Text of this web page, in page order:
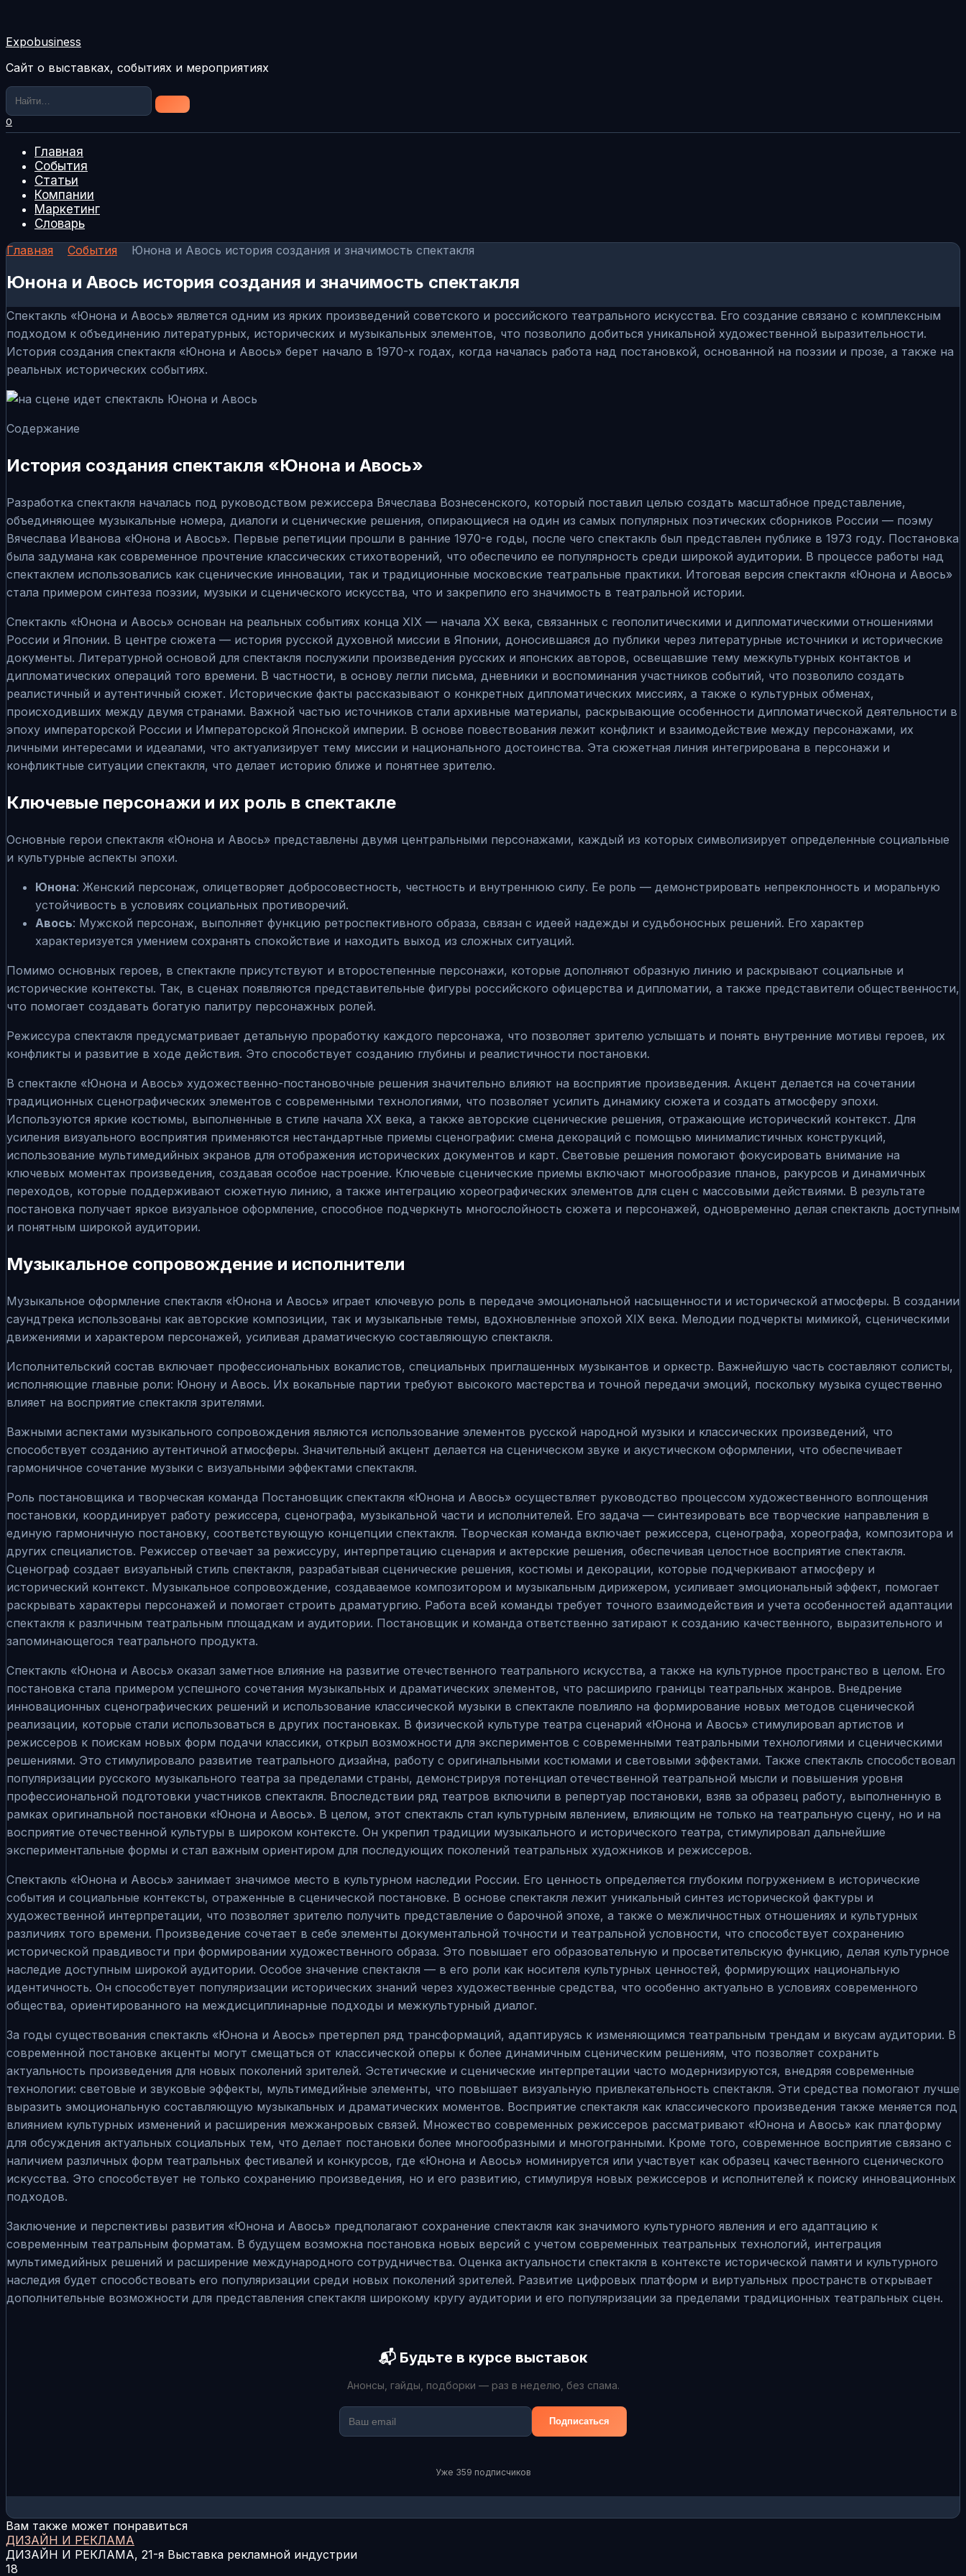
содержанию
Expobusiness
Сайт о выставках, событиях и мероприятиях
Search
for:
0
Главная
События
Статьи
Компании
Маркетинг
Словарь
Главная
События Юнона и Авось история создания и значимость спектакля
Юнона и Авось история создания и значимость спектакля
Спектакль «Юнона и Авось» является одним из ярких произведений советского и российского театрального искусства. Его создание связано с комплексным
подходом к объединению литературных, исторических и музыкальных элементов, что позволило добиться уникальной художественной выразительности.
История создания спектакля «Юнона и Авось» берет начало в 1970-х годах, когда началась работа над постановкой, основанной на поэзии и прозе, а также на
реальных исторических событиях.
Содержание
История создания спектакля «Юнона и Авось»
Разработка спектакля началась под руководством режиссера Вячеслава Вознесенского, который поставил целью создать масштабное представление,
объединяющее музыкальные номера, диалоги и сценические решения, опирающиеся на один из самых популярных поэтических сборников России — поэму
Вячеслава Иванова «Юнона и Авось». Первые репетиции прошли в ранние 1970-е годы, после чего спектакль был представлен публике в 1973 году. Постановка
была задумана как современное прочтение классических стихотворений, что обеспечило ее популярность среди широкой аудитории. В процессе работы над
спектаклем использовались как сценические инновации, так и традиционные московские театральные практики. Итоговая версия спектакля «Юнона и Авось»
стала примером синтеза поэзии, музыки и сценического искусства, что и закрепило его значимость в театральной истории.
Спектакль «Юнона и Авось» основан на реальных событиях конца XIX — начала XX века, связанных с геополитическими и дипломатическими отношениями
России и Японии. В центре сюжета — история русской духовной миссии в Японии, доносившаяся до публики через литературные источники и исторические
документы. Литературной основой для спектакля послужили произведения русских и японских авторов, освещавшие тему межкультурных контактов и
дипломатических операций того времени. В частности, в основу легли письма, дневники и воспоминания участников событий, что позволило создать
реалистичный и аутентичный сюжет. Исторические факты рассказывают о конкретных дипломатических миссиях, а также о культурных обменах,
происходивших между двумя странами. Важной частью источников стали архивные материалы, раскрывающие особенности дипломатической деятельности в
эпоху императорской России и Императорской Японской империи. В основе повествования лежит конфликт и взаимодействие между персонажами, их
личными интересами и идеалами, что актуализирует тему миссии и национального достоинства. Эта сюжетная линия интегрирована в персонажи и
конфликтные ситуации спектакля, что делает историю ближе и понятнее зрителю.
Ключевые персонажи и их роль в спектакле
Основные герои спектакля «Юнона и Авось» представлены двумя центральными персонажами, каждый из которых символизирует определенные социальные
и культурные аспекты эпохи.
Юнона: Женский персонаж, олицетворяет добросовестность, честность и внутреннюю силу. Ее роль — демонстрировать непреклонность и моральную
устойчивость в условиях социальных противоречий.
Авось: Мужской персонаж, выполняет функцию ретроспективного образа, связан с идеей надежды и судьбоносных решений. Его характер
характеризуется умением сохранять спокойствие и находить выход из сложных ситуаций.
Помимо основных героев, в спектакле присутствуют и второстепенные персонажи, которые дополняют образную линию и раскрывают социальные и
исторические контексты. Так, в сценах появляются представительные фигуры российского офицерства и дипломатии, а также представители общественности,
что помогает создавать богатую палитру персонажных ролей.
Режиссура спектакля предусматривает детальную проработку каждого персонажа, что позволяет зрителю услышать и понять внутренние мотивы героев, их
конфликты и развитие в ходе действия. Это способствует созданию глубины и реалистичности постановки.
В спектакле «Юнона и Авось» художественно-постановочные решения значительно влияют на восприятие произведения. Акцент делается на сочетании
традиционных сценографических элементов с современными технологиями, что позволяет усилить динамику сюжета и создать атмосферу эпохи.
Используются яркие костюмы, выполненные в стиле начала XX века, а также авторские сценические решения, отражающие исторический контекст. Для
усиления визуального восприятия применяются нестандартные приемы сценографии: смена декораций с помощью минималистичных конструкций,
использование мультимедийных экранов для отображения исторических документов и карт. Световые решения помогают фокусировать внимание на
ключевых моментах произведения, создавая особое настроение. Ключевые сценические приемы включают многообразие планов, ракурсов и динамичных
переходов, которые поддерживают сюжетную линию, а также интеграцию хореографических элементов для сцен с массовыми действиями. В результате
постановка получает яркое визуальное оформление, способное подчеркнуть многослойность сюжета и персонажей, одновременно делая спектакль доступным
и понятным широкой аудитории.
Музыкальное сопровождение и исполнители
Музыкальное оформление спектакля «Юнона и Авось» играет ключевую роль в передаче эмоциональной насыщенности и исторической атмосферы. В создании
саундтрека использованы как авторские композиции, так и музыкальные темы, вдохновленные эпохой XIX века. Мелодии подчеркты мимикой, сценическими
движениями и характером персонажей, усиливая драматическую составляющую спектакля.
Исполнительский состав включает профессиональных вокалистов, специальных приглашенных музыкантов и оркестр. Важнейшую часть составляют солисты,
исполняющие главные роли: Юнону и Авось. Их вокальные партии требуют высокого мастерства и точной передачи эмоций, поскольку музыка существенно
влияет на восприятие спектакля зрителями.
Важными аспектами музыкального сопровождения являются использование элементов русской народной музыки и классических произведений, что
способствует созданию аутентичной атмосферы. Значительный акцент делается на сценическом звуке и акустическом оформлении, что обеспечивает
гармоничное сочетание музыки с визуальными эффектами спектакля.
Роль постановщика и творческая команда Постановщик спектакля «Юнона и Авось» осуществляет руководство процессом художественного воплощения
постановки, координирует работу режиссера, сценографа, музыкальной части и исполнителей. Его задача — синтезировать все творческие направления в
единую гармоничную постановку, соответствующую концепции спектакля. Творческая команда включает режиссера, сценографа, хореографа, композитора и
других специалистов. Режиссер отвечает за режиссуру, интерпретацию сценария и актерские решения, обеспечивая целостное восприятие спектакля.
Сценограф создает визуальный стиль спектакля, разрабатывая сценические решения, костюмы и декорации, которые подчеркивают атмосферу и
исторический контекст. Музыкальное сопровождение, создаваемое композитором и музыкальным дирижером, усиливает эмоциональный эффект, помогает
раскрывать характеры персонажей и помогает строить драматургию. Работа всей команды требует точного взаимодействия и учета особенностей адаптации
спектакля к различным театральным площадкам и аудитории. Постановщик и команда ответственно затирают к созданию качественного, выразительного и
запоминающегося театрального продукта.
Спектакль «Юнона и Авось» оказал заметное влияние на развитие отечественного театрального искусства, а также на культурное пространство в целом. Его
постановка стала примером успешного сочетания музыкальных и драматических элементов, что расширило границы театральных жанров. Внедрение
инновационных сценографических решений и использование классической музыки в спектакле повлияло на формирование новых методов сценической
реализации, которые стали использоваться в других постановках. В физической культуре театра сценарий «Юнона и Авось» стимулировал артистов и
режиссеров к поискам новых форм подачи классики, открыл возможности для экспериментов с современными театральными технологиями и сценическими
решениями. Это стимулировало развитие театрального дизайна, работу с оригинальными костюмами и световыми эффектами. Также спектакль способствовал
популяризации русского музыкального театра за пределами страны, демонстрируя потенциал отечественной театральной мысли и повышения уровня
профессиональной подготовки участников спектакля. Впоследствии ряд театров включили в репертуар постановки, взяв за образец работу, выполненную в
рамках оригинальной постановки «Юнона и Авось». В целом, этот спектакль стал культурным явлением, влияющим не только на театральную сцену, но и на
восприятие отечественной культуры в широком контексте. Он укрепил традиции музыкального и исторического театра, стимулировал дальнейшие
экспериментальные формы и стал важным ориентиром для последующих поколений театральных художников и режиссеров.
Спектакль «Юнона и Авось» занимает значимое место в культурном наследии России. Его ценность определяется глубоким погружением в исторические
события и социальные контексты, отраженные в сценической постановке. В основе спектакля лежит уникальный синтез исторической фактуры и
художественной интерпретации, что позволяет зрителю получить представление о барочной эпохе, а также о межличностных отношениях и культурных
различиях того времени. Произведение сочетает в себе элементы документальной точности и театральной условности, что способствует сохранению
исторической правдивости при формировании художественного образа. Это повышает его образовательную и просветительскую функцию, делая культурное
наследие доступным широкой аудитории. Особое значение спектакля — в его роли как носителя культурных ценностей, формирующих национальную
идентичность. Он способствует популяризации исторических знаний через художественные средства, что особенно актуально в условиях современного
общества, ориентированного на междисциплинарные подходы и межкультурный диалог.
За годы существования спектакль «Юнона и Авось» претерпел ряд трансформаций, адаптируясь к изменяющимся театральным трендам и вкусам аудитории. В
современной постановке акценты могут смещаться от классической оперы к более динамичным сценическим решениям, что позволяет сохранить
актуальность произведения для новых поколений зрителей. Эстетические и сценические интерпретации часто модернизируются, внедряя современные
технологии: световые и звуковые эффекты, мультимедийные элементы, что повышает визуальную привлекательность спектакля. Эти средства помогают лучше
выразить эмоциональную составляющую музыкальных и драматических моментов. Восприятие спектакля как классического произведения также меняется под
влиянием культурных изменений и расширения межжанровых связей. Множество современных режиссеров рассматривают «Юнона и Авось» как платформу
для обсуждения актуальных социальных тем, что делает постановки более многообразными и многогранными. Кроме того, современное восприятие связано с
наличием различных форм театральных фестивалей и конкурсов, где «Юнона и Авось» номинируется или участвует как образец качественного сценического
искусства. Это способствует не только сохранению произведения, но и его развитию, стимулируя новых режиссеров и исполнителей к поиску инновационных
подходов.
Заключение и перспективы развития «Юнона и Авось» предполагают сохранение спектакля как значимого культурного явления и его адаптацию к
современным театральным форматам. В будущем возможна постановка новых версий с учетом современных театральных технологий, интеграция
мультимедийных решений и расширение международного сотрудничества. Оценка актуальности спектакля в контексте исторической памяти и культурного
наследия будет способствовать его популяризации среди новых поколений зрителей. Развитие цифровых платформ и виртуальных пространств открывает
дополнительные возможности для представления спектакля широкому кругу аудитории и его популяризации за пределами традиционных театральных сцен.
📬 Будьте в курсе выставок
Анонсы, гайды, подборки — раз в неделю, без спама.
Подписаться
Уже 359 подписчиков
Вам также может понравиться
ДИЗАЙН И РЕКЛАМА
ДИЗАЙН И РЕКЛАМА, 21-я Выставка рекламной индустрии
18